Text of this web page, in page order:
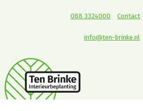
Contact
088 3324000
info@ten-brinke.nl